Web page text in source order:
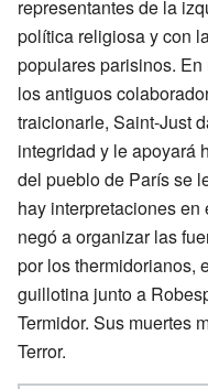
representantes de la
política religiosa y con
populares parisinos.
los antiguos
traicionarle, Saint-Just
integridad y le apoyará
del pueblo de París se
hay interpretaciones
negó a organizar las
por los thermidorianos,
guillotina junto a
Termidor. Sus muertes
Terror.